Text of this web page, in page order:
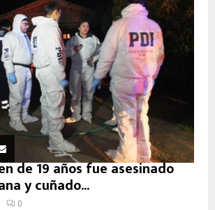
de 19 años fue asesinado
y cuñado...
0